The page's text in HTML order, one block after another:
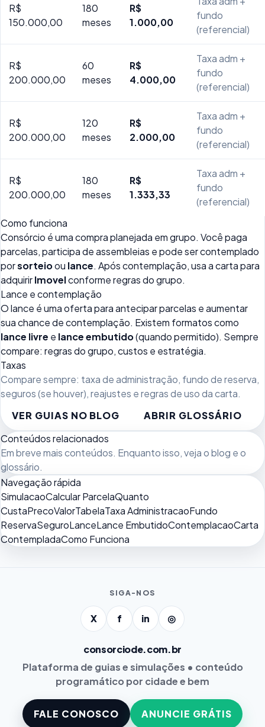
R$
150.000,00
180
meses
R$
1.000,00
fundo
(referencial)
R$
200.000,00
60
meses
R$
4.000,00
Taxa adm +
fundo
(referencial)
R$
200.000,00
120
meses
R$
2.000,00
Taxa adm +
fundo
(referencial)
R$
200.000,00
180
meses
R$
1.333,33
Taxa adm +
fundo
(referencial)
Como funciona
Consórcio é uma compra planejada em grupo. Você paga
parcelas, participa de assembleias e pode ser contemplado
porsorteioou lance. Após contemplação, usa a carta para
adquirirImovelconforme regras do grupo.
Lance e contemplação
O lance é uma oferta para antecipar parcelas e aumentar
sua chance de contemplação. Existem formatos como
lance livre e lance embutido(quando permitido). Sempre
compare: regras do grupo, custos e estratégia.
Taxas
Compare sempre: taxa de administração, fundo de reserva,
seguros (se houver), reajustes e regras de uso da carta.
VER GUIAS NO BLOG
ABRIR GLOSSÁRIO
Conteúdos relacionados
Em breve mais conteúdos. Enquanto isso, vejao blog e o
glossário.
Navegação rápida
SimulacaoCalcular ParcelaQuanto
CustaPrecoValorTabelaTaxa AdministracaoFundo
ReservaSeguroLanceLance EmbutidoContemplacaoCarta
ContempladaComo Funciona
SIGA-NOS
X f in ◎
consorciode.com.br
Plataforma de guias e simulações • conteúdo
programático por cidade e bem
FALE CONOSCO ANUNCIE GRÁTIS